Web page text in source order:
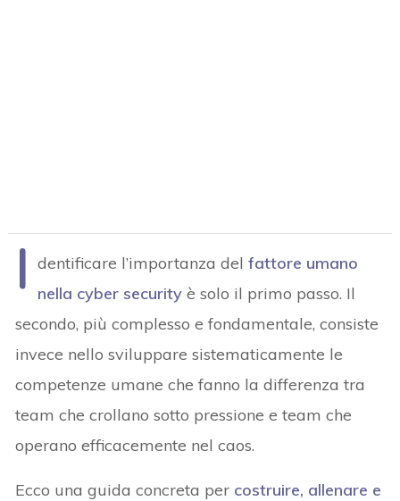
I dentificare l’importanza delfattore umano
nella cyber security è solo il primo passo. Il
secondo, più complesso e fondamentale, consiste
invece nello sviluppare sistematicamente le
competenze umane che fanno la differenza tra
team che crollano sotto pressione e team che
operano efficacemente nel caos.
Ecco una guida concreta per costruire, allenare e